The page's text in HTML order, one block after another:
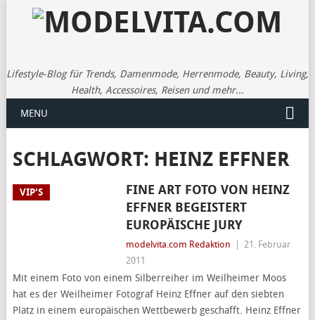
Lifestyle-Blog für Trends, Damenmode, Herrenmode, Beauty, Living,
Health, Accessoires, Reisen und mehr...
MENU
SCHLAGWORT: HEINZ EFFNER
VIP'S
FINE ART FOTO VON HEINZ
EFFNER BEGEISTERT
EUROPÄISCHE JURY
modelvita.com Redaktion
21. Februar
2011
Mit einem Foto von einem Silberreiher im Weilheimer Moos
hat es der Weilheimer Fotograf Heinz Effner auf den siebten
Platz in einem europäischen Wettbewerb geschafft. Heinz Effner